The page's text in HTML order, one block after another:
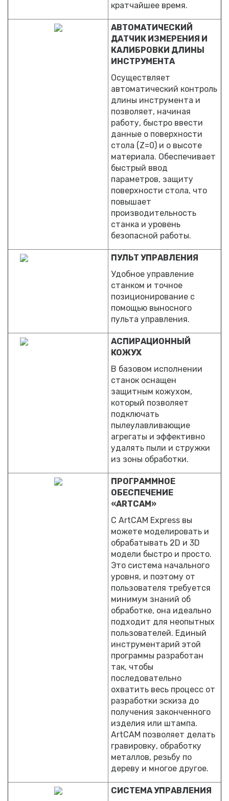
кратчайшее время.
АВТОМАТИЧЕСКИЙ
ДАТЧИК ИЗМЕРЕНИЯ И
КАЛИБРОВКИ ДЛИНЫ
ИНСТРУМЕНТА
Осуществляет
автоматический контроль
длины инструмента и
позволяет, начиная
работу, быстро ввести
данные о поверхности
стола (Z=0) и о высоте
материала. Обеспечивает
быстрый ввод
параметров, защиту
поверхности стола, что
повышает
производительность
станка и уровень
безопасной работы.
ПУЛЬТ УПРАВЛЕНИЯ
Удобное управление
станком и точное
позиционирование с
помощью выносного
пульта управления.
АСПИРАЦИОННЫЙ
КОЖУХ
В базовом исполнении
станок оснащен
защитным кожухом,
который позволяет
подключать
пылеулавливающие
агрегаты и эффективно
удалять пыли и стружки
из зоны обработки.
ПРОГРАММНОЕ
ОБЕСПЕЧЕНИЕ
«ARTCAM»
С ArtCAM Express вы
можете моделировать и
обрабатывать 2D и 3D
модели быстро и просто.
Это система начального
уровня, и поэтому от
пользователя требуется
минимум знаний об
обработке, она идеально
подходит для неопытных
пользователей. Единый
инструментарий этой
программы разработан
так, чтобы
последовательно
охватить весь процесс от
разработки эскиза до
получения законченного
изделия или штампа.
ArtCAM позволяет делать
гравировку, обработку
металлов, резьбу по
дереву и многое другое.
СИСТЕМА УПРАВЛЕНИЯ